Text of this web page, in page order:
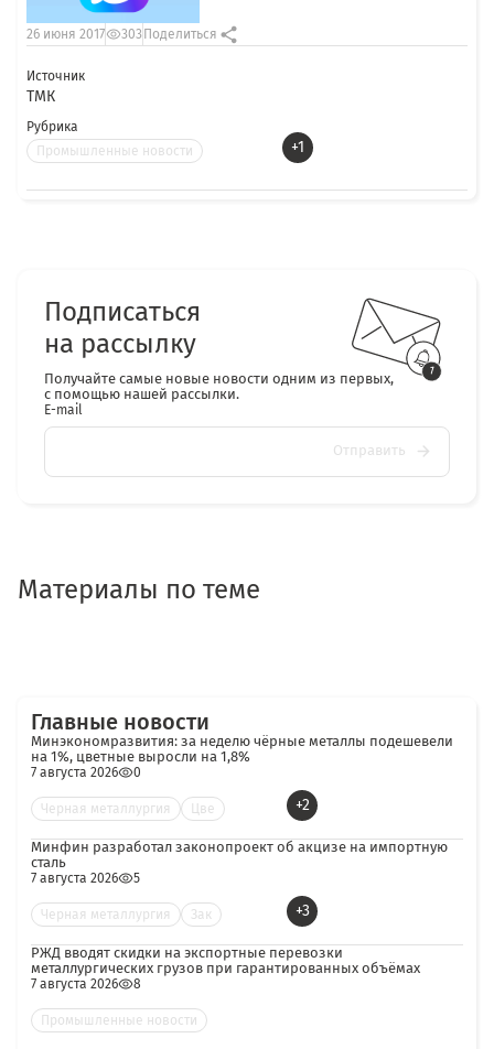
Источник
ТМК
Рубрика
Промышленные новости
+1
26 июня 2017 303 Поделиться
Подписаться
на рассылку
Получайте самые новые новости одним из первых,
с помощью нашей рассылки.
E-mail
Отправить
Материалы по теме
Главные новости
Минэкономразвития: за неделю чёрные металлы подешевели
на 1%, цветные выросли на 1,8%
7 августа 2026 0
Черная металлургия Цве +2
Минфин разработал законопроект об акцизе на импортную
сталь
7 августа 2026 5
Черная металлургия Зак +3
РЖД вводят скидки на экспортные перевозки
металлургических грузов при гарантированных объёмах
7 августа 2026 8
Промышленные новости